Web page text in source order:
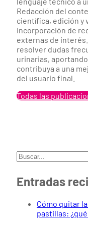
Redacción del
científica, edición y
incorporación de
externas de
resolver dudas
urinarias,
contribuya a una
del usuario final.
Todas las
Buscar
Entradas
Cómo quitar
pastillas: